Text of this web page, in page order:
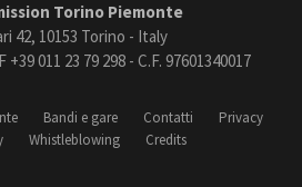
Torino Piemonte
42, 10153 Torino - Italy
+39 011 23 79 298 - C.F. 97601340017
Bandi e gare Contatti
Privacy
Whistleblowing Credits